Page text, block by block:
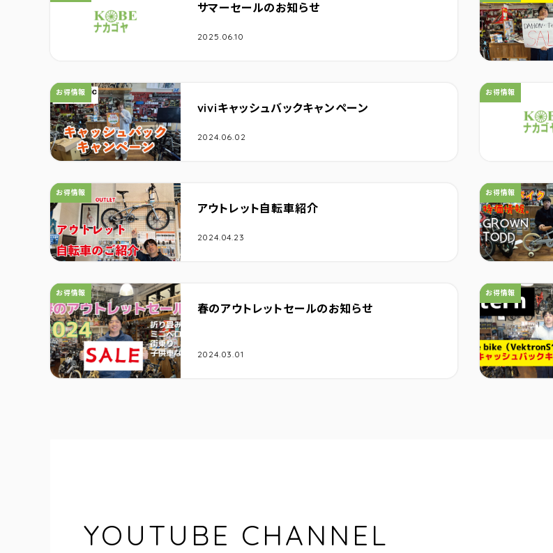
サマーセールのお知らせ
2025.06.10
viviキャッシュバックキャンペーン
カテゴリ：
お得情報
2024.06.02
カテゴリ：
お得情報
アウトレット自転車紹介
カテゴリ：
お得情報
2024.04.23
カテゴリ：
お得情報
春のアウトレットセールのお知らせ
カテゴリ：
お得情報
2024.03.01
カテゴリ：
お得情報
YOUTUBE CHANNEL